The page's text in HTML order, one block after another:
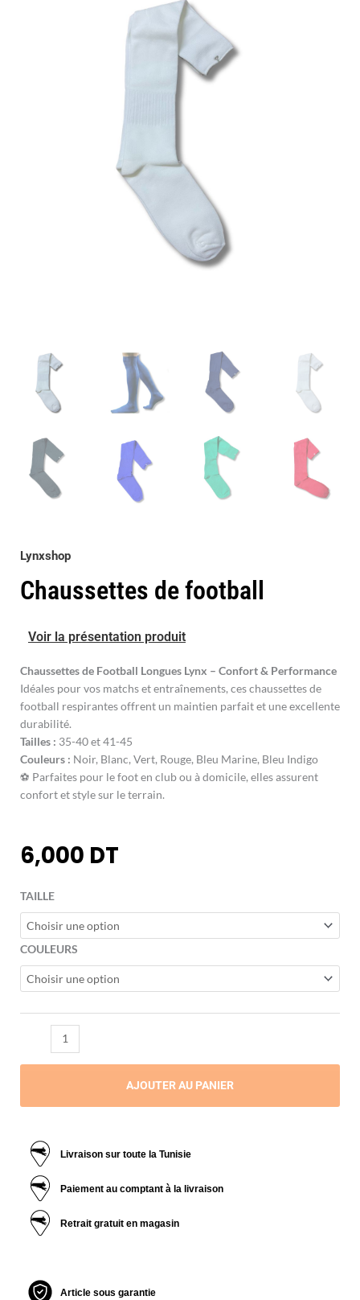
Lynxshop
Chaussettes de football
Voir la présentation produit
Chaussettes de Football Longues Lynx – Confort & Performance
Idéales pour vos matchs et entraînements, ces chaussettes de
football respirantes offrent un maintien parfait et une excellente
durabilité.
Tailles : 35-40 et 41-45
Couleurs : Noir, Blanc, Vert, Rouge, Bleu Marine, Bleu Indigo
⚽ Parfaites pour le foot en club ou à domicile, elles assurent
confort et style sur le terrain.
6,000 DT
TAILLE
COULEURS
quantité
de
Chaussettes
de
football
AJOUTER AU PANIER
Livraison sur toute la Tunisie
Paiement au comptant à la livraison
Retrait gratuit en magasin
Article sous garantie